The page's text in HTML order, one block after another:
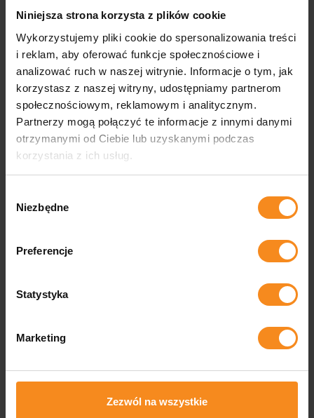
Niniejsza strona korzysta z plików cookie
Wykorzystujemy pliki cookie do spersonalizowania treści
i reklam, aby oferować funkcje społecznościowe i
analizować ruch w naszej witrynie. Informacje o tym, jak
korzystasz z naszej witryny, udostępniamy partnerom
społecznościowym, reklamowym i analitycznym.
Partnerzy mogą połączyć te informacje z innymi danymi
otrzymanymi od Ciebie lub uzyskanymi podczas
korzystania z ich usług.
zgody
Niezbędne
Preferencje
Statystyka
Marketing
Zezwól na wszystkie
jest poprawa bezpieczeństwa oraz wydajności operacyjnej.
Regularna
konserwacja maszyn produkcyjnych
na utrzymanie ich w optymalnym stanie technicznym.
Konserwacja maszyn produkcyjnych zwiększa ich
niezawodność, a także pozytywnie wpływa
na bezpieczeństwo pracy. Zmniejsza ryzyko wypadków
związanych z potencjalnymi uszkodzeniami mechanicznymi.
Efektywna konserwacja sprzętu przyczynia się do wydłużenia
jego żywotności, co z kolei redukuje koszty związane
z zakupem nowych urządzeń. Przestrzeganie harmonogramu
konserwacji pozwala także na lepsze planowanie produkcji,
eliminując nieprzewidziane przestoje i zwiększając ogólną
efektywność zakładu.
Certyfikacja maszyn
Kolejnym ważnym elementem naszej oferty jest certyfikacja
maszyn. Gwarantuje, że wszystkie urządzenia spełniają
do legalnego użytkowania maszyn w wielu sektorach
przemysłu.
Dzięki temu nasi klienci mogą być pewni, że ich sprzęt pracuje
zgodnie z obowiązującymi standardami. Zapewnia
to bezpieczeństwo oraz efektywność produkcji. Certyfikacja